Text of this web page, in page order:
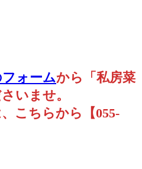
ォームから「私房菜
いませ。
こちらから【055-